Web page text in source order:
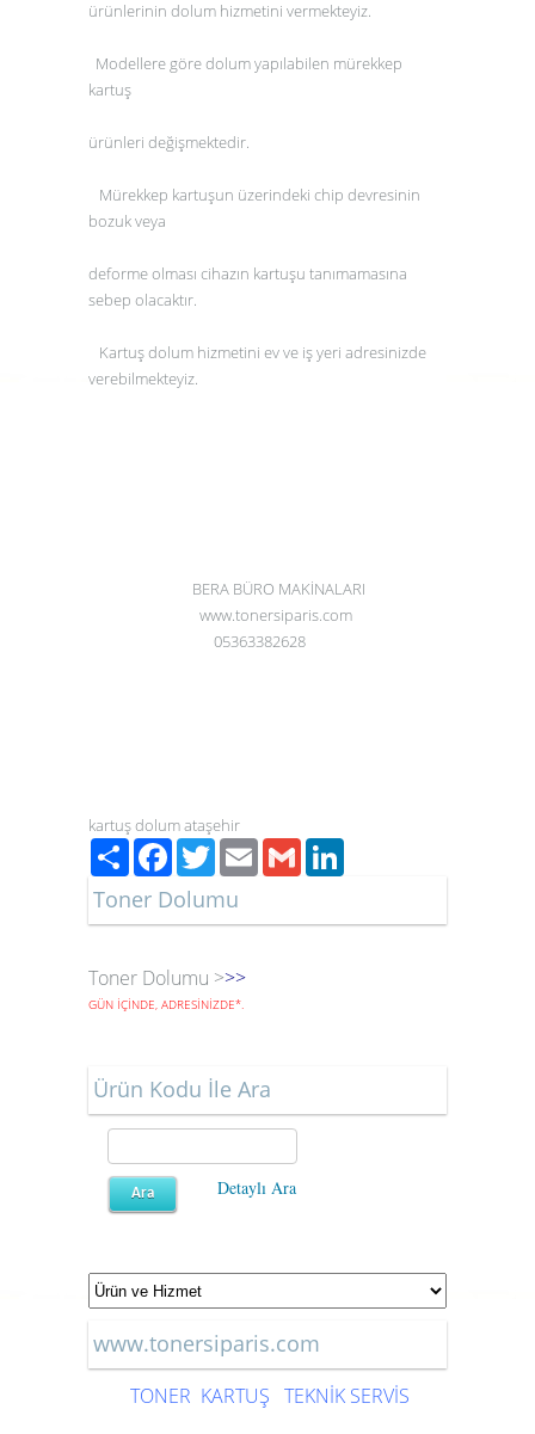
ürünlerinin dolum hizmetini vermekteyiz.
Modellere göredolumyapılabilen mürekkep
kartuş
ürünleri değişmektedir.
Mürekkep kartuşun üzerindeki chip devresinin
bozuk veya
deforme olması cihazın kartuşu tanımamasına
sebep olacaktır.
Kartuş dolum hizmetini ev ve iş yeri adresinizde
verebilmekteyiz.
BERA BÜRO MAKİNALARI
www.tonersiparis.com
05363382628
kartuş dolum ataşehir
PaylaşFacebook
TwitterEmailGmail
Toner Dolumu
Toner Dolumu >>>
GÜN İÇİNDE, ADRESİNİZDE*.
Ürün Kodu İle Ara
Detaylı Ara
www.tonersiparis.com
TONER KARTUŞ TEKNİK SERVİS